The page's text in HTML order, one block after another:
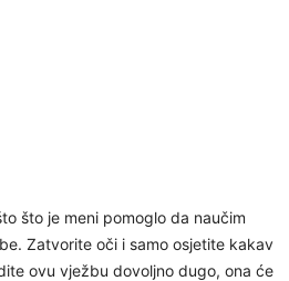
što je meni pomoglo da naučim
Zatvorite oči i samo osjetite kakav
ovu vježbu dovoljno dugo, ona će